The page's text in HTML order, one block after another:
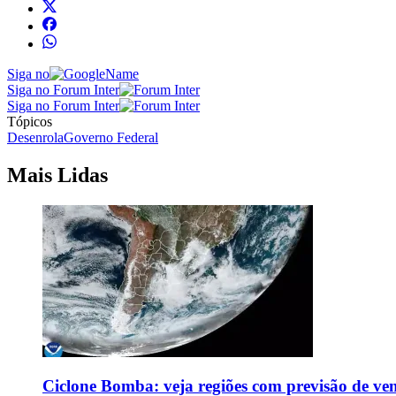
Siga no
Siga no Forum Inter
Siga no Forum Inter
Tópicos
DesenrolaGoverno Federal
Mais Lidas
Ciclone Bomba: veja regiões com previsão de